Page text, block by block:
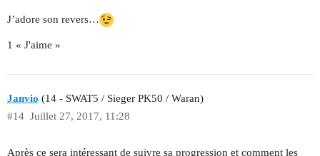
J’adore son revers…
1 « J'aime »
Janvio (14 - SWAT5 / Sieger PK50 / Waran)
Juillet 27, 2017, 11:28
#14
Après ce sera intéressant de suivre sa progression et comment les